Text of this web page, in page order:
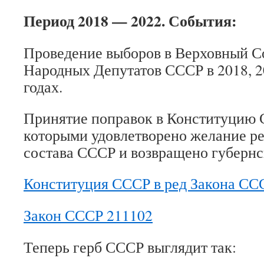
Период 2018 — 2022. События:
Проведение выборов в Верховный
Народных Депутатов СССР в 2018,
годах.
Принятие поправок в Конституцию
которыми удовлетворено желание
состава СССР и возвращено
Конституция СССР в ред Закона
Закон СССР 211102
Теперь герб СССР выглядит так: